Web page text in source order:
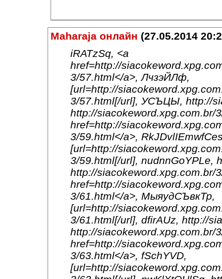
Maharaja онлайн (27.05.2014
iRATzSq, <a
href=http://
3/57.html</a>, ЛчзэЙЛф,
[url=http://
3/57.html[/url], УСЪЦЫ, http://
http://
href=http://
3/59.html</a>,
[url=http://
3/59.html[/url], nudnnGoYPLe,
http://
href=http://
3/61.html</a>, МыяудСЪвкТр,
[url=http://
3/61.html[/url], dfirAUz, http://
http://siacokeword.xpg.com.br/
href=http://
3/63.html</a>, fSchYVD,
[url=http://